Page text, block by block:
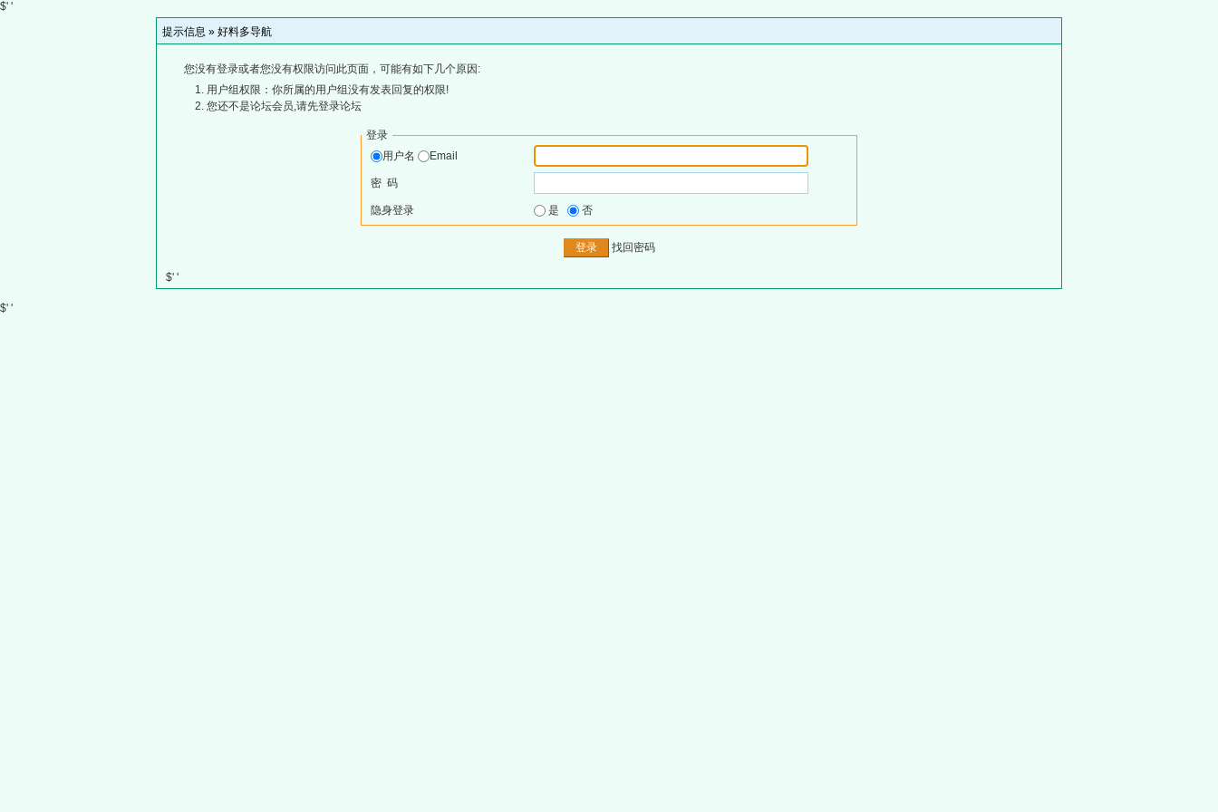
$' '
提示信息 » 好料多导航
您没有登录或者您没有权限访问此页面，可能有如下几个原因:
用户组权限：你所属的用户组没有发表回复的权限!
您还不是论坛会员,请先登录论坛
登录
用户名
Email
密 码
隐身登录 是 否
找回密码
$' '
$' '